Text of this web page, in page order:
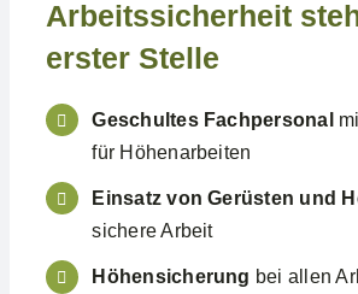
Arbeitssicherheit
erster Stelle
Geschultes Fachpersonal
für Höhenarbeiten
Einsatz von Gerüsten und
sichere Arbeit
Höhensicherung bei allen